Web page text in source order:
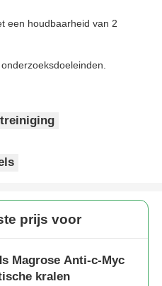
en verbruiksartikelen
een houdbaarheid van 2
prijs voor
Magrose Anti-c-Myc
kralen